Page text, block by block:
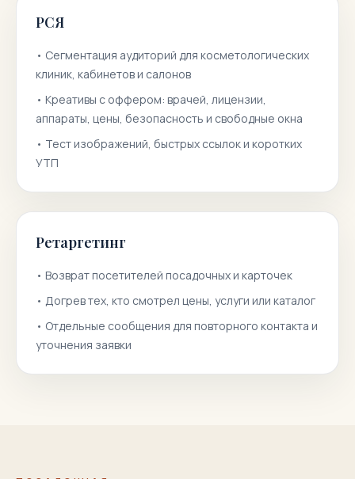
РСЯ
• Сегментация аудиторий для косметологических
клиник, кабинетов и салонов
• Креативы с оффером: врачей, лицензии,
аппараты, цены, безопасность и свободные окна
• Тест изображений, быстрых ссылок и коротких
УТП
Ретаргетинг
• Возврат посетителей посадочных и карточек
• Догрев тех, кто смотрел цены, услуги или каталог
• Отдельные сообщения для повторного контакта и
уточнения заявки